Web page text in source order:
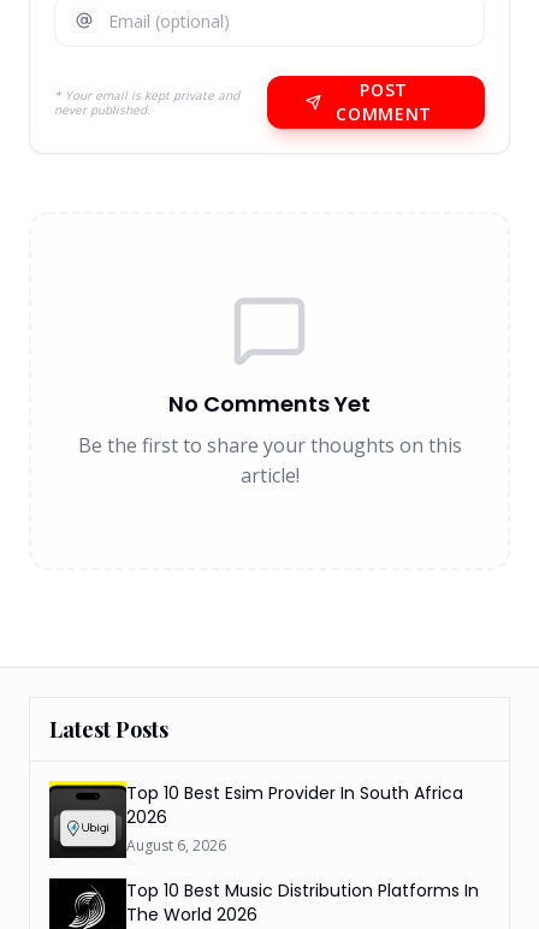
* Your email is kept private and
never published.
POST
COMMENT
No Comments Yet
Be the first to share your thoughts on this
article!
Latest Posts
Top 10 Best Esim Provider In South Africa
2026
August 6, 2026
Top 10 Best Music Distribution Platforms In
The World 2026